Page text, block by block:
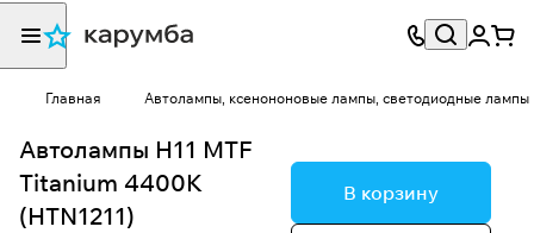
Главная Автолампы, ксенононовые лампы, светодиодные лампы
Автолампы H11 MTF
Titanium 4400K
(HTN1211)
В корзину